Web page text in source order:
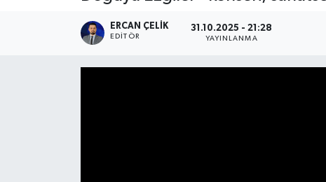
ERCAN ÇELIK
EDITÖR
31.10.2025 - 21:28
YAYINLANMA
Haber Arşivi